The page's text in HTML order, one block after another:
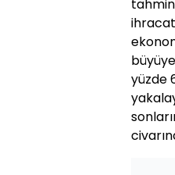
yüzde